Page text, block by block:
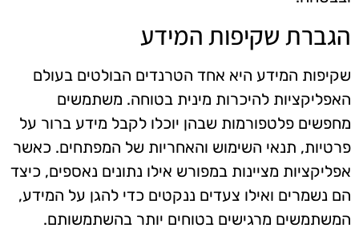
הגברת שקיפות המידע
שקיפות המידע היא אחד הטרנדים הבולטים בעולם
האפליקציות להיכרות מינית בטוחה. משתמשים
מחפשים פלטפורמות שבהן יוכלו לקבל מידע ברור על
פרטיות, תנאי השימוש והאחריות של המפתחים. כאשר
אפליקציות מציינות במפורש אילו נתונים נאספים, כיצד
הם נשמרים ואילו צעדים ננקטים כדי להגן על המידע,
המשתמשים מרגישים בטוחים יותר בהשתמשותם.